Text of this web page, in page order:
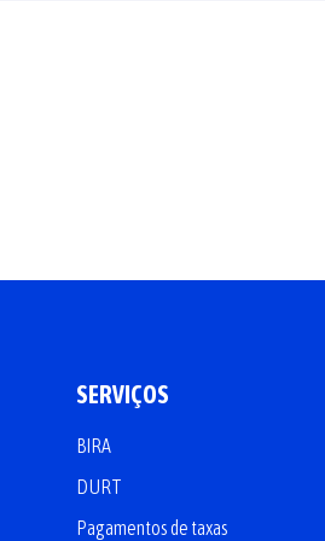
SERVIÇOS
BIRA
DURT
Pagamentos de taxas